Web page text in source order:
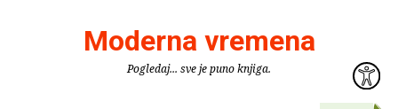
Moderna vremena
Pogledaj... sve je puno knjiga.